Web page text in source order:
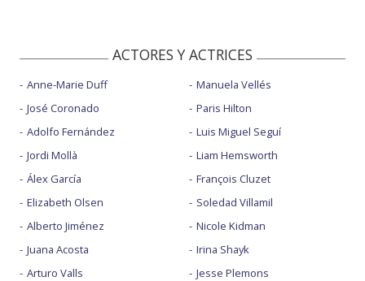
ACTORES Y ACTRICES
Anne-Marie Duff
José Coronado
Adolfo Fernández
Jordi Mollà
Álex García
Elizabeth Olsen
Alberto Jiménez
Juana Acosta
Arturo Valls
Manuela Vellés
Paris Hilton
Luis Miguel Seguí
Liam Hemsworth
François Cluzet
Soledad Villamil
Nicole Kidman
Irina Shayk
Jesse Plemons